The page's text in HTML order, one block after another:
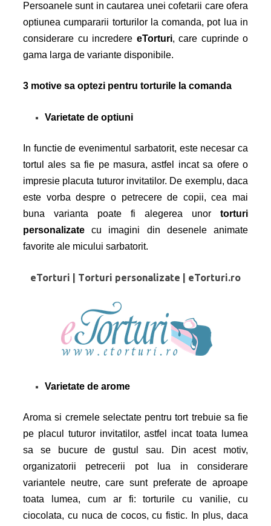
Persoanele sunt in cautarea unei cofetarii care ofera
optiunea cumpararii torturilor la comanda, pot lua in
considerare cu incredere eTorturi, care cuprinde o
gama larga de variante disponibile.
3 motive sa optezi pentru torturile la comanda
Varietate de optiuni
In functie de evenimentul sarbatorit, este necesar ca
tortul ales sa fie pe masura, astfel incat sa ofere o
impresie placuta tuturor invitatilor. De exemplu, daca
este vorba despre o petrecere de copii, cea mai
buna varianta poate fi alegerea unor torturi
personalizate cu imagini din desenele animate
favorite ale micului sarbatorit.
eTorturi | Torturi personalizate | eTorturi.ro
Varietate de arome
Aroma si cremele selectate pentru tort trebuie sa fie
pe placul tuturor invitatilor, astfel incat toata lumea
sa se bucure de gustul sau. Din acest motiv,
organizatorii petrecerii pot lua in considerare
variantele neutre, care sunt preferate de aproape
toata lumea, cum ar fi: torturile cu vanilie, cu
ciocolata, cu nuca de cocos, cu fistic. In plus, daca